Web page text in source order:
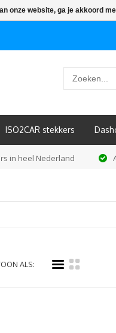
ISO2CAR stekkers
in heel Nederland
ALS: i k
onze website, ga je akkoord